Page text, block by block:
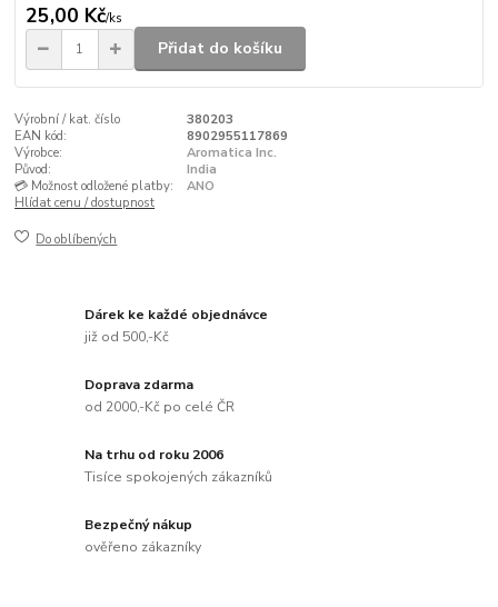
25,00 Kč/ks
Přidat do košíku
Výrobní / kat. číslo
380203
EAN kód:
8902955117869
Výrobce:
Aromatica Inc.
Původ:
India
💳 Možnost odložené platby:
ANO
Hlídat cenu / dostupnost
Do oblíbených
Dárek ke každé objednávce
již od 500,-Kč
Doprava zdarma
od 2000,-Kč po celé ČR
Na trhu od roku 2006
Tisíce spokojených zákazníků
Bezpečný nákup
ověřeno zákazníky